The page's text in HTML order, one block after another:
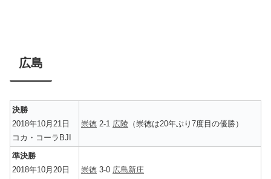
広島
決勝
2018年10月21日
コカ・コーラBJI
崇徳 2-1 広陵 （崇徳は20年ぶり7度目の優勝）
準決勝
2018年10月20日
崇徳 3-0 広島新庄